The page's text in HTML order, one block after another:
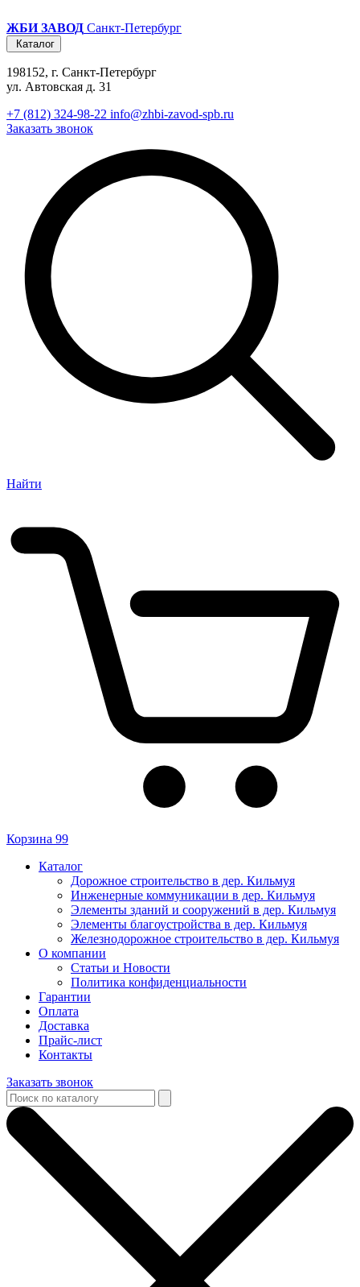
ЖБИ ЗАВОД Санкт-Петербург
Каталог
198152, г. Санкт-Петербург
ул. Автовская д. 31
+7 (812) 324-98-22 info@zhbi-zavod-spb.ru
Заказать звонок
Найти
Корзина 99
Каталог
Дорожное строительство в дер. Кильмуя
Инженерные коммуникации в дер. Кильмуя
Элементы зданий и сооружений в дер. Кильмуя
Элементы благоустройства в дер. Кильмуя
Железнодорожное строительство в дер. Кильмуя
О компании
Статьи и Новости
Политика конфиденциальности
Гарантии
Оплата
Доставка
Прайс-лист
Контакты
Заказать звонок